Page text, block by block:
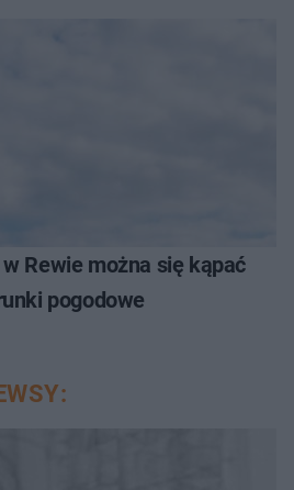
Rewie można się kąpać
pogodowe